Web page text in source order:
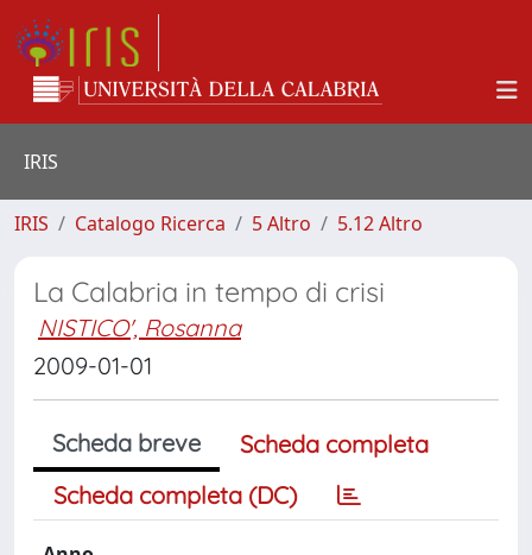
IRIS
IRIS Catalogo Ricerca 5 Altro 5.12 Altro
La Calabria in tempo di crisi
NISTICO', Rosanna
2009-01-01
Scheda breve
Scheda completa
Scheda completa (DC)